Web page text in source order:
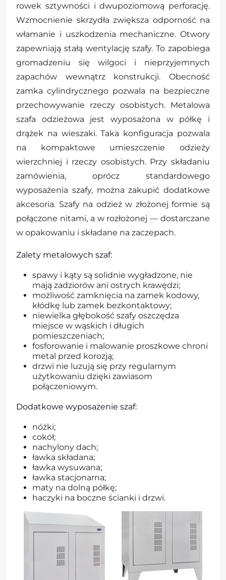
rowek sztywności i dwupoziomową perforację.
Wzmocnienie skrzydła zwiększa odporność na
włamanie i uszkodzenia mechaniczne. Otwory
zapewniają stałą wentylację szafy. To zapobiega
gromadzeniu się wilgoci i nieprzyjemnych
zapachów wewnątrz konstrukcji. Obecność
zamka cylindrycznego pozwala na bezpieczne
przechowywanie rzeczy osobistych. Metalowa
szafa odzieżowa jest wyposażona w półkę i
drążek na wieszaki. Taka konfiguracja pozwala
na kompaktowe umieszczenie odzieży
wierzchniej i rzeczy osobistych. Przy składaniu
zamówienia, oprócz standardowego
wyposażenia szafy, można zakupić dodatkowe
akcesoria. Szafy na odzież w złożonej formie są
połączone nitami, a w rozłożonej — dostarczane
w opakowaniu i składane na zaczepach.
Zalety metalowych szaf:
spawy i kąty są solidnie wygładzone, nie
mają zadziorów ani ostrych krawędzi;
możliwość zamknięcia na zamek kodowy,
kłódkę lub zamek bezkontaktowy;
niewielka głębokość szafy oszczędza
miejsce w wąskich i długich
pomieszczeniach;
fosforowanie i malowanie proszkowe chroni
metal przed korozją;
drzwi nie luzują się przy regularnym
użytkowaniu dzięki zawiasom
połączeniowym.
Dodatkowe wyposażenie szaf:
nóżki;
cokół;
nachylony dach;
ławka składana;
ławka wysuwana;
ławka stacjonarna;
maty na dolną półkę;
haczyki na boczne ścianki i drzwi.